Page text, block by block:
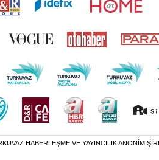
HABERLEŞME VE YAYINCILIK ANONİM